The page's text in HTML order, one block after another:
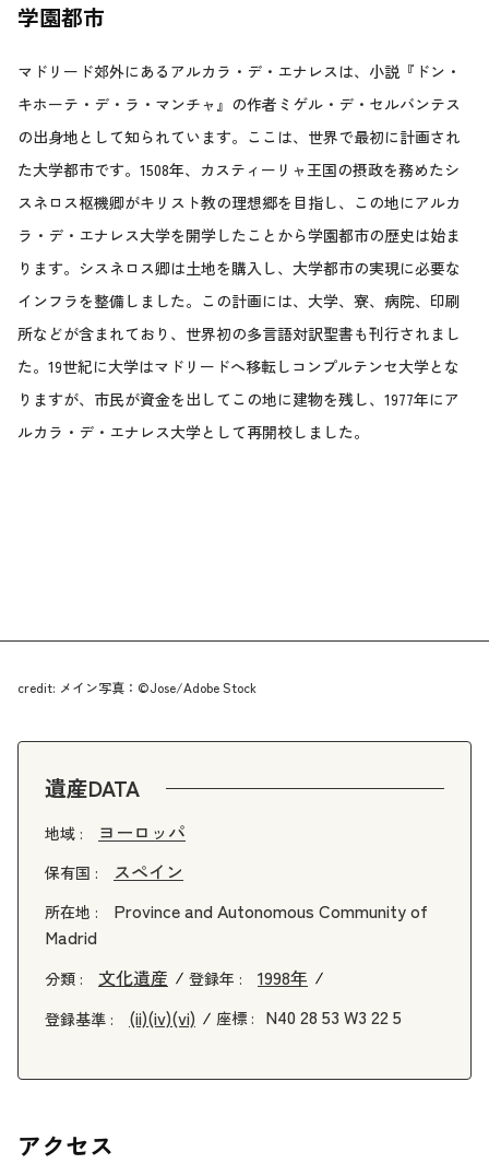
学園都市
マドリード郊外にあるアルカラ・デ・エナレスは、小説『ドン・
キホーテ・デ・ラ・マンチャ』の作者ミゲル・デ・セルバンテス
の出身地として知られています。ここは、世界で最初に計画され
た大学都市です。1508年、カスティーリャ王国の摂政を務めたシ
スネロス枢機卿がキリスト教の理想郷を目指し、この地にアルカ
ラ・デ・エナレス大学を開学したことから学園都市の歴史は始ま
ります。シスネロス卿は土地を購入し、大学都市の実現に必要な
インフラを整備しました。この計画には、大学、寮、病院、印刷
所などが含まれており、世界初の多言語対訳聖書も刊行されまし
た。19世紀に大学はマドリードへ移転しコンプルテンセ大学とな
りますが、市民が資金を出してこの地に建物を残し、1977年にア
ルカラ・デ・エナレス大学として再開校しました。
credit: メイン写真：©Jose/Adobe Stock
遺産DATA
地域 : ヨーロッパ
保有国 : スペイン
所在地 :
Province and Autonomous Community of
Madrid
分類 : 文化遺産 登録年 : 1998年
登録基準 : (ii)(iv)(vi) 座標 : N40 28 53 W3 22 5
アクセス